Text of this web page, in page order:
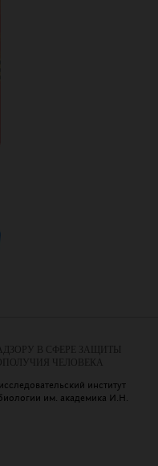
В СФЕРЕ ЗАЩИТЫ
ЧЕЛОВЕКА
институт
им. академика И.Н.